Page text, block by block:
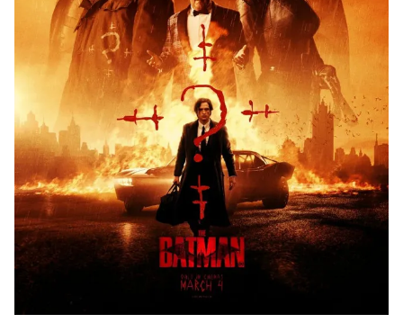
Shorts video
VTV Money VTV Thể thao
VTV Sức khoẻ Bất động sản
Thị trường 24h Tấm lòng Việt
VTV4 Vươn mình bằng AI
VTV8